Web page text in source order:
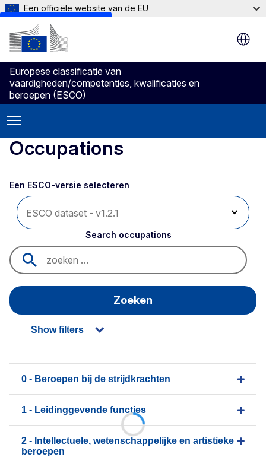
Skip to main content
Een officiële website van de EU
Europese classificatie van
vaardigheden/competenties, kwalificaties en
beroepen (ESCO)
Occupations
Een ESCO-versie selecteren
Search occupations
Zoeken
Show filters
0 - Beroepen bij de strijdkrachten
1 - Leidinggevende functies
2 - Intellectuele, wetenschappelijke en artistieke
beroepen